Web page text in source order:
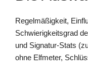
Regelmäßigkeit,
Schwierigkeitsgrad
und Signatur-Stats
ohne Elfmeter,